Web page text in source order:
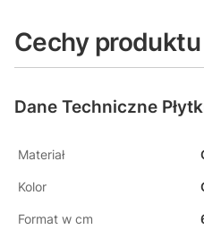
Cechy produktu
Dane Techniczne
Materiał
Kolor
Format w cm